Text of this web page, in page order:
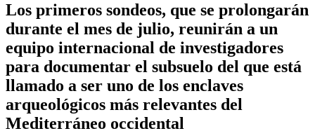
Los primeros sondeos, que se prolongarán
durante el mes de julio, reunirán a un
equipo internacional de investigadores
para documentar el subsuelo del que está
llamado a ser uno de los enclaves
arqueológicos más relevantes del
Mediterráneo occidental